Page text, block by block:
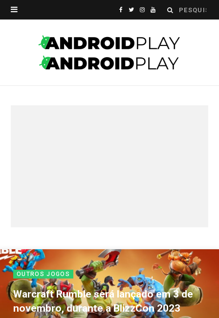
Search
F
c
T
i
t
I Y
u
T
OUTROS JOGOS
Warcraft Rumble será lançado em 3 de
novembro, durante a BlizzCon 2023